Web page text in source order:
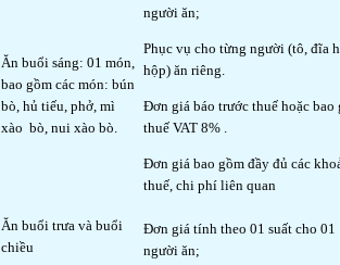
Ăn buổi sáng: 01 món,
bao gồm các món: bún
bò, hủ tiếu, phở, mì
xào bò, nui xào bò.
người ăn;
Phục vụ cho từng người (tô, đĩa
hộp) ăn riêng.
Đơn giá báo trước thuế hoặc bao
thuế VAT 8% .
Đơn giá bao gồm đầy đủ các
thuế, chi phí liên quan
Ăn buổi trưa và buổi
chiều
Đơn giá tính theo 01 suất cho 01
người ăn;